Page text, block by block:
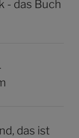
- das Buch
das ist